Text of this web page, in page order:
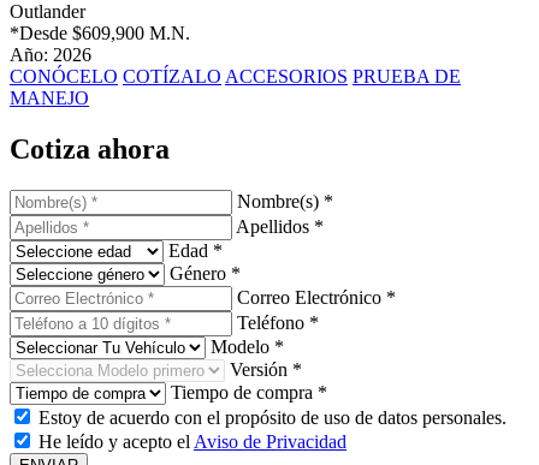
Outlander
*Desde $609,900 M.N.
Año: 2026
CONÓCELO COTÍZALO ACCESORIOS PRUEBA DE
MANEJO
Cotiza ahora
Nombre(s) *
Apellidos *
Edad *
Género *
Correo Electrónico *
Teléfono *
Modelo *
Versión *
Tiempo de compra *
Estoy de acuerdo con el propósito de uso de datos personales.
He leído y acepto el Aviso de Privacidad